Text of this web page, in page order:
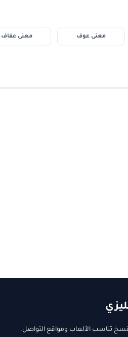
معنى عوف معنى عفاف
تناسب الألعاب ومواقع التواصل.